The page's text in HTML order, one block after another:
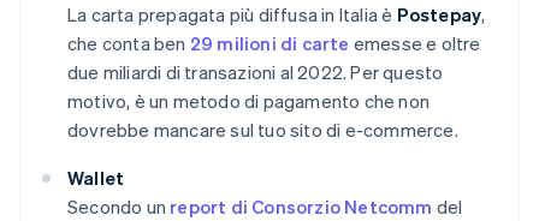
La carta prepagata più diffusa in Italia è Postepay,
che conta ben 29 milioni di carte emesse e oltre
due miliardi di transazioni al 2022. Per questo
motivo, è un metodo di pagamento che non
dovrebbe mancare sul tuo sito di e-commerce.
Wallet
Secondo un report di Consorzio Netcomm del